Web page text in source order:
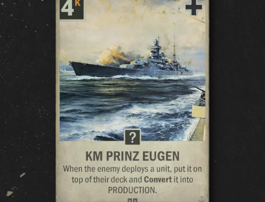
KARDS ACADEMY
DOMANDE FREQUENTI
CARTE
COLLEZIONE COSTRUTTORE DI MAZZI MAZZI
ESPANSIONE
TEMPESTA IN OCEANIA PRIMI ANNI
FRONTE INTERNO
SUPREMAZIA AEREA
GUERRA NAVALE
FRONTE UNITO
FERRO E SANGUE
OPERAZIONI SEGRETE